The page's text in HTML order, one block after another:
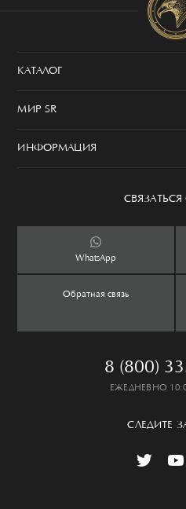
КАТАЛОГ
Одежда
Дом
МИР SR
ИНФОРМАЦИЯ
Таблица размеров
Частые вопросы
WhatsApp
Обратная связь
8 (800)
ЕЖЕДНЕВНО
СЛЕДИТЕ